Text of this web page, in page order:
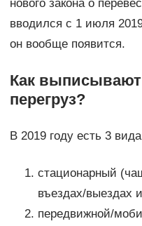
нового закона о
вводился с 1 июля
он вообще появится.
Как
перегруз?
В 2019 году есть 3
стационарный
въездах/выездах
передвижной/